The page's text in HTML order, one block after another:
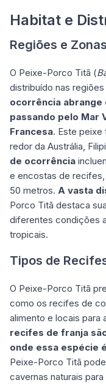
Habitat e
Regiões e
O Peixe-Porco Titã (
distribuído nas
ocorrência abrange
passando pelo Mar
Francesa. Este peixe
redor da Austrália,
de ocorrência
e encostas de recifes,
50 metros. A vasta
Porco Titã destaca
diferentes condições
tropicais.
Tipos de
O Peixe-Porco Titã
como os recifes de
alimento e locais para
recifes de franja
onde essa espécie
Peixe-Porco Titã
cavernas naturais